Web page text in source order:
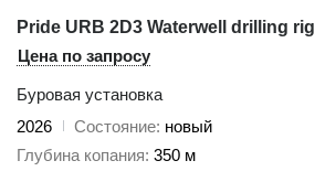
Pride URB 2D3 Waterwell drilling rig
Цена по запросу
Буровая установка
2026
Состояние новый
Глубина копания 350 м